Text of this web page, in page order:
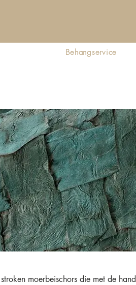
Behangservice
moerbeischors die met de hand